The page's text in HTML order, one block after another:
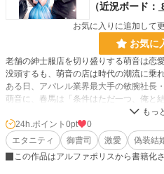
（近況ボード：
お気に入りに追加して
お気に
老舗の紳士服店を切り盛りする萌音は恋
没頭するも、萌音の店は時代の潮流に
ある日、アパレル業界最大手の敏腕社長
萌音に、春馬は「条件はただ一つ、俺と
引な取引に猛反発する萌音だが、祖父が
婚”を渋々受け入れる。ところが一緒に暮
れでもかというくらい萌音を溺愛して
で愛を注ぎ込まれ、萌音は身も心も春馬
24h.ポイント 0pt
0
エタニティ
御曹司 激愛
偽装結
この作品はアルファポリスから書籍化